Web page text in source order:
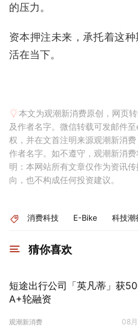
的压力。
资本押注未来，承托着这
活在当下。
本文为观潮新消费原创，网页
及作者名字。微信转载可发邮件
权，并在文首注明来源观潮新消
作者名字。如不遵守，观潮新消
明：本网站所有文章仅作为资讯
向，也不构成任何投资建议。
消费科技 E-Bike 科技潮
猜你喜欢
短途出行公司「英凡蒂」获
A+轮融资
观潮新消费 08